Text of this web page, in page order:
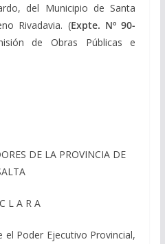
del Municipio de Santa
Rivadavia. (Expte. Nº 90-
de Obras Públicas e
DE LA PROVINCIA DE
L A R A
el Poder Ejecutivo Provincial,